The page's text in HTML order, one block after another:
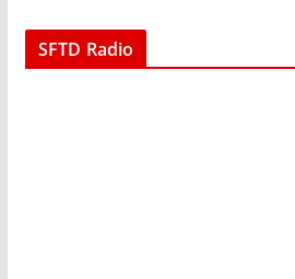
SFTD Radio